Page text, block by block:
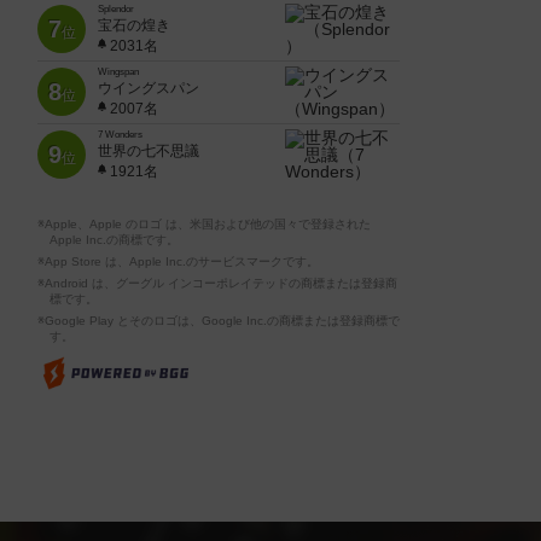
7位
Splendor
宝石の煌き
2031名
8位
Wingspan
ウイングスパン
2007名
9位
7 Wonders
世界の七不思議
1921名
※Apple、Apple のロゴ は、米国および他の国々で登録された
Apple Inc.の商標です。
※App Store は、Apple Inc.のサービスマークです。
※Android は、グーグル インコーポレイテッドの商標または登録商
標です。
※Google Play とそのロゴは、Google Inc.の商標または登録商標で
す。